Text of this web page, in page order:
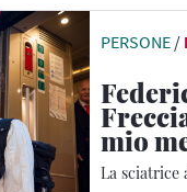
PERSONE /
mio
La sciatrice